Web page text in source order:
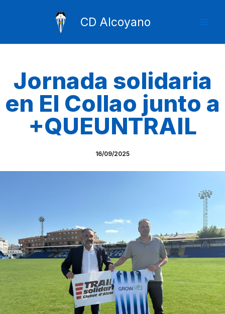
CD Alcoyano
Jornada solidaria
en El Collao junto a
+QUEUNTRAIL
16/09/2025